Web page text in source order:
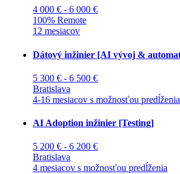
4 000 € - 6 000 €
100% Remote
12 mesiacov
Dátový inžinier [AI vývoj &
5 300 € - 6 500 €
Bratislava
4-16 mesiacov s možnosťou predĺženia
AI Adoption inžinier [Testing]
5 200 € - 6 200 €
Bratislava
4 mesiacov s možnosťou predĺženia